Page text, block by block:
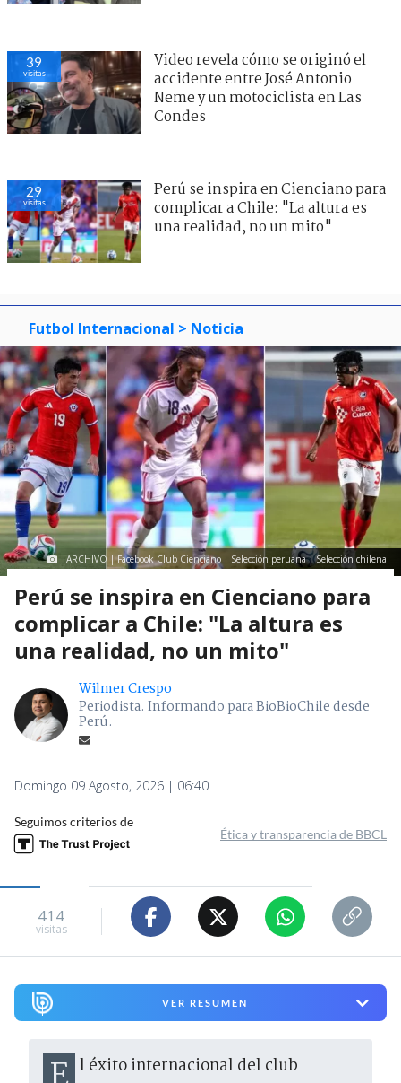
39
visitas
Video revela cómo se originó el
accidente entre José Antonio
Neme y un motociclista en Las
Condes
29
visitas
Perú se inspira en Cienciano para
complicar a Chile: "La altura es
una realidad, no un mito"
Futbol Internacional > Noticia
ARCHIVO | Facebook Club Cienciano | Selección peruana | Selección chilena
Perú se inspira en Cienciano para
complicar a Chile: "La altura es
una realidad, no un mito"
Wilmer Crespo
Periodista. Informando para BioBioChile desde
Perú.
Domingo 09 Agosto, 2026 | 06:40
Seguimos criterios de
Ética y transparencia de BBCL
414
visitas
VER RESUMEN